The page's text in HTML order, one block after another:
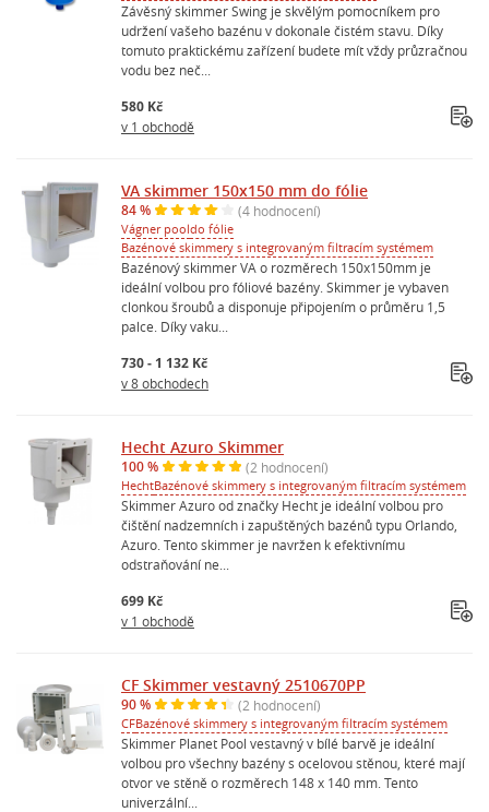
Závěsný skimmer Swing je skvělým pomocníkem pro
udržení vašeho bazénu v dokonale čistém stavu. Díky
tomuto praktickému zařízení budete mít vždy průzračnou
vodu bez neč...
580 Kč
v 1 obchodě
VA skimmer 150x150 mm do fólie
84 % (4 hodnocení)
Vágner pooldo fólie
Bazénové skimmery s integrovaným filtracím systémem
Bazénový skimmer VA o rozměrech 150x150mm je
ideální volbou pro fóliové bazény. Skimmer je vybaven
clonkou šroubů a disponuje připojením o průměru 1,5
palce. Díky vaku...
730 - 1 132 Kč
v 8 obchodech
Hecht Azuro Skimmer
100 % (2 hodnocení)
HechtBazénové skimmery s integrovaným filtracím systémem
Skimmer Azuro od značky Hecht je ideální volbou pro
čištění nadzemních i zapuštěných bazénů typu Orlando,
Azuro. Tento skimmer je navržen k efektivnímu
odstraňování ne...
699 Kč
v 1 obchodě
CF Skimmer vestavný 2510670PP
90 % (2 hodnocení)
CFBazénové skimmery s integrovaným filtracím systémem
Skimmer Planet Pool vestavný v bílé barvě je ideální
volbou pro všechny bazény s ocelovou stěnou, které mají
otvor ve stěně o rozměrech 148 x 140 mm. Tento
univerzální...